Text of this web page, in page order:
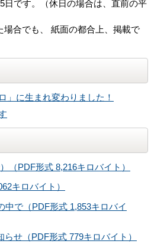
日です。（休日の場合は、直前の平
場合でも、 紙面の都合上、掲載で
」に生まれ変わりました！
（PDF形式 8,216キロバイト）
キロバイト）
で（PDF形式 1,853キロバイ
せ（PDF形式 779キロバイト）